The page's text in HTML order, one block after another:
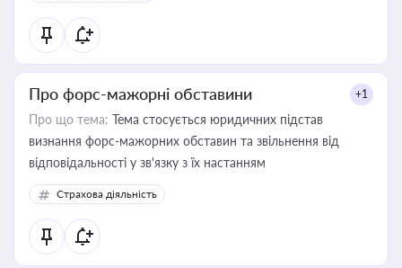
Про форс-мажорні обставини +1
Про що тема: Тема стосується юридичних підстав
визнання форс-мажорних обставин та звільнення від
відповідальності у зв'язку з їх настанням
Страхова діяльність